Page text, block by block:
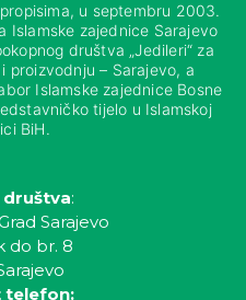
u septembru 2003.
Islamske zajednice Sarajevo
društva „Jedileri“ za
proizvodnju – Sarajevo, a
Islamske zajednice Bosne
tijelo u Islamskoj
BiH.
društva:
Sarajevo
do br. 8
telefon: